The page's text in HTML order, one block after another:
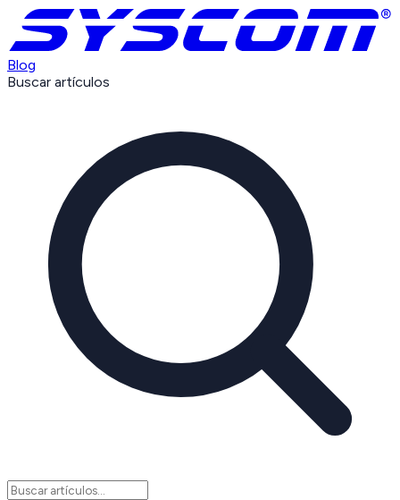
Blog
Buscar artículos